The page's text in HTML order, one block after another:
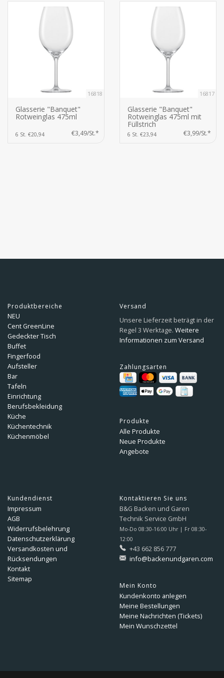
16818
Glasserie "Banquet"
Rotweinglas 475ml
6 St. €20,94 €3,49/St.*
16817
Glasserie "Banquet"
Rotweinglas 475ml mit
Füllstrich
6 St. €23,94 €3,99/St.*
Produktbereiche
NEU
Cent GreenLine
Gedeckter Tisch
Buffet
Fingerfood
Aufsteller
Bar
Tafeln
Einrichtung
Berufsbekleidung
Küche
Küchentechnik
Küchenmöbel
Versand
Unsere Lieferzeit beträgt in der
Regel 3 Werktage. Weitere
Informationen zum Versand
Zahlungsarten
Produkte
Alle Produkte
Neue Produkte
Angebote
Kundendienst
Impressum
AGB
Widerrufsbelehrung
Datenschutzerklärung
Versandkosten und
Rücksendungen
Kontakt
Sitemap
Kontaktieren Sie uns
B&G Backen und Garen
Technik Service GmbH
Mo-Do 08:30-16:00 Uhr | Fr 08:30-
12:00
+43 662 856 777
info@backenundgaren.com
Mein Konto
Kundenkonto anlegen
Meine Bestellungen
Meine Nachrichten (Tickets)
Mein Wunschzettel